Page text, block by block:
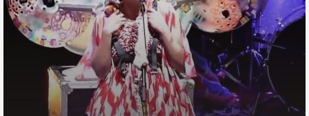
به
اشتراک
بگذارید.
کپی